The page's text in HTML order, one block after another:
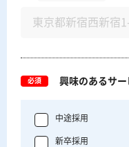
必須 興味のあるサー
中途採用
新卒採用